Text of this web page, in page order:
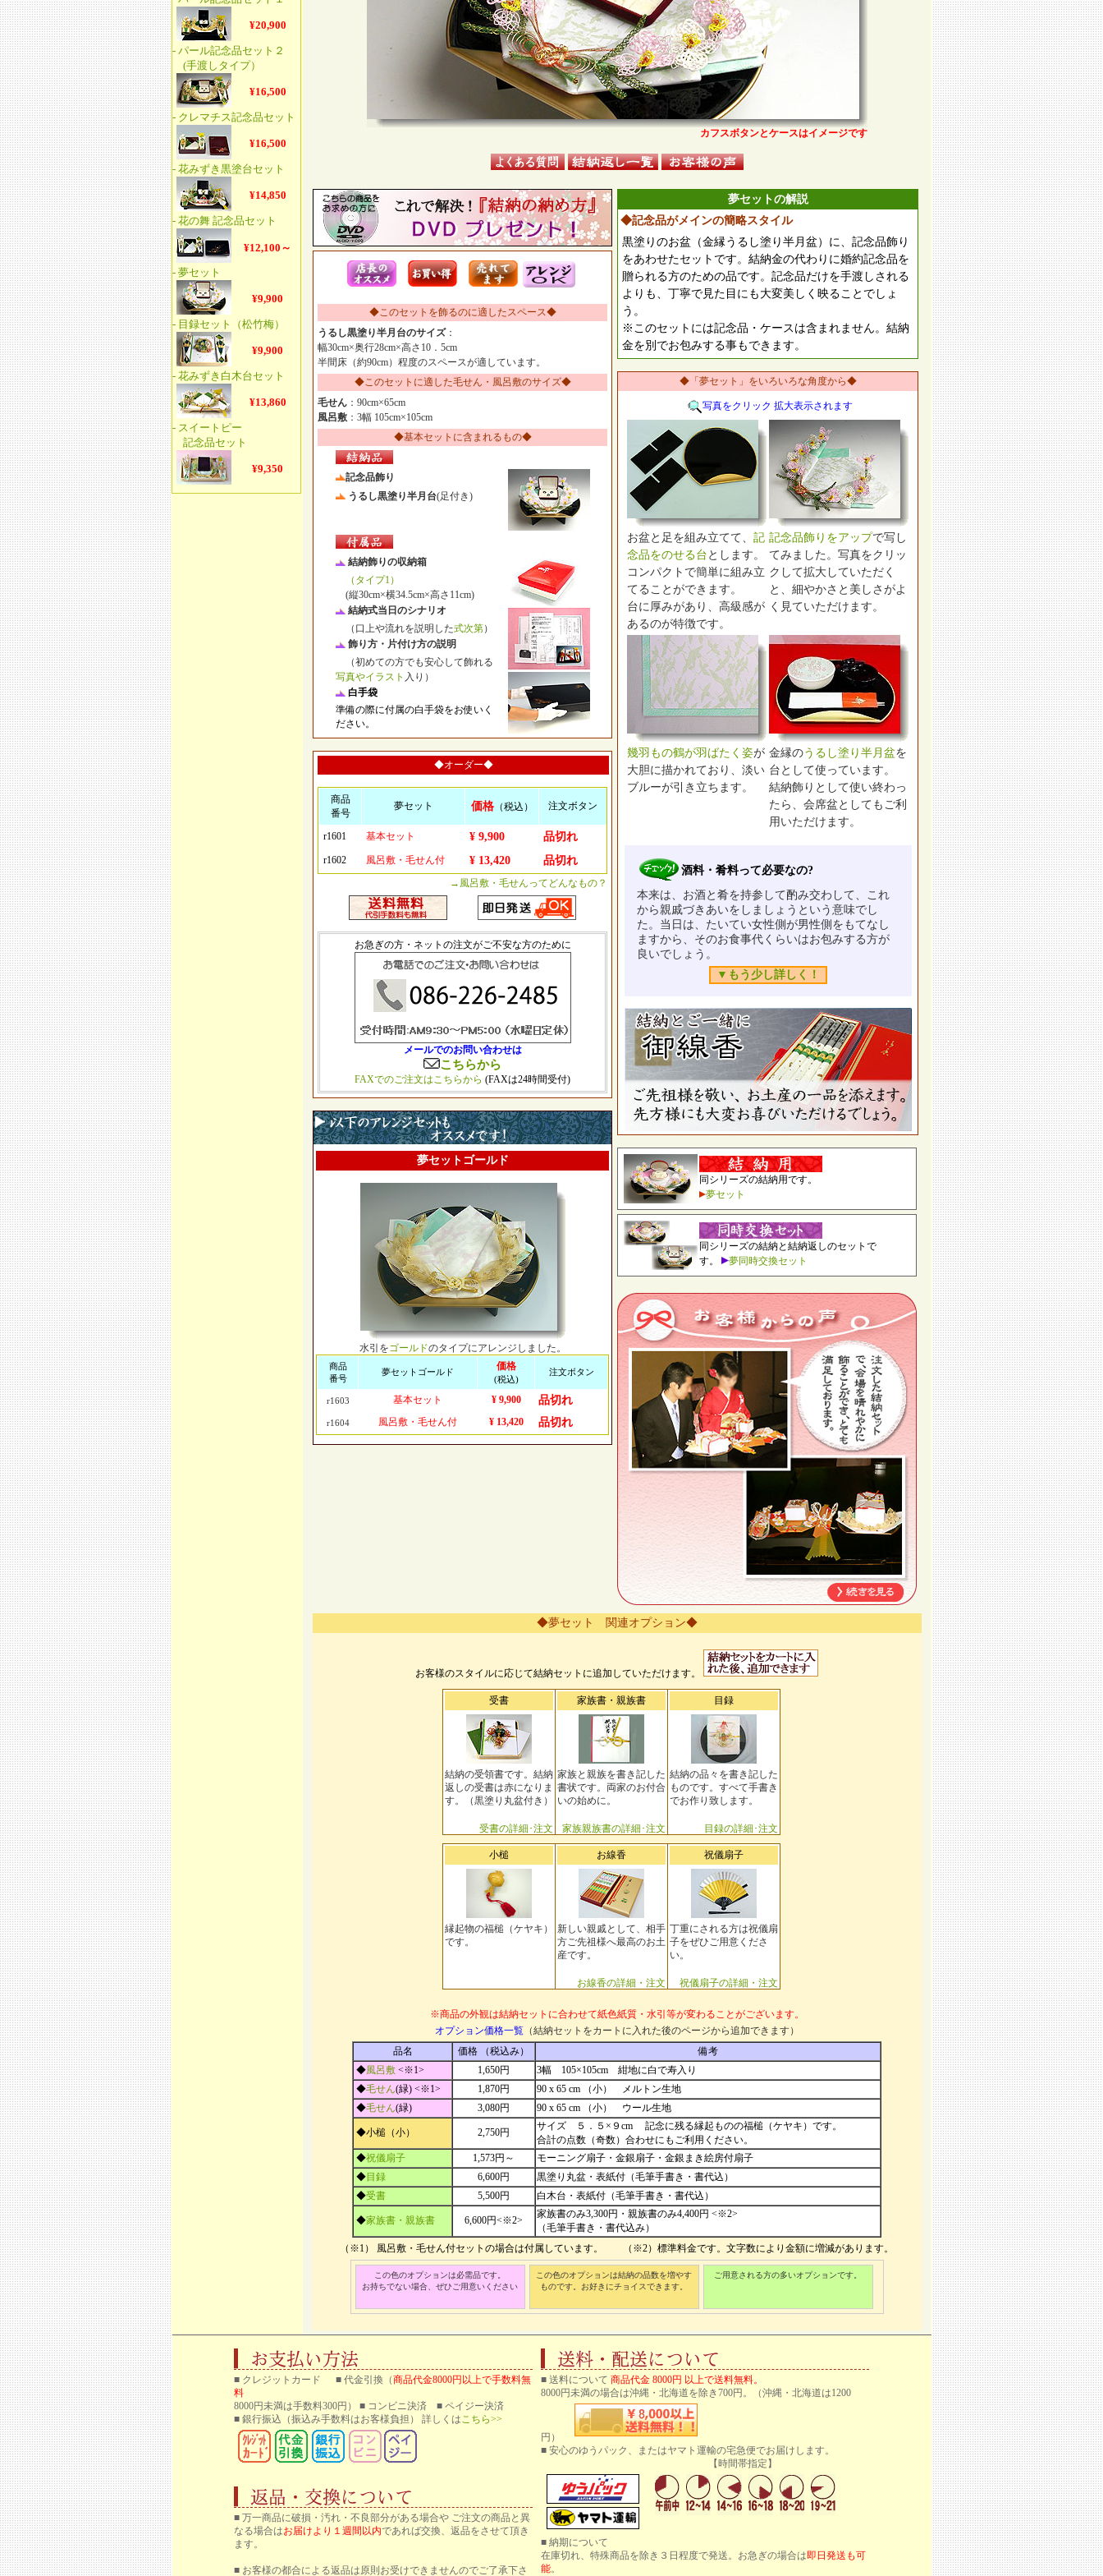
カフスボタンとケースはイメージです
◆このセットを飾るのに適したスペース◆
うるし黒塗り半月台のサイズ：
幅30cm×奥行28cm×高さ10．5cm
半間床（約90cm）程度のスペースが適しています。
◆このセットに適した毛せん・風呂敷のサイズ◆
毛せん ：90cm×65cm
風呂敷 ： 3幅 105cm×105cm
◆基本セットに含まれるもの◆
記念品飾り
うるし黒塗り半月台(足付き)
結納飾りの収納箱
（タイプ1）
(縦30cm×横34.5cm×高さ11cm)
結納式当日のシナリオ
（口上や流れを説明した式次第）
飾り方・片付け方の説明
（初めての方でも安心して飾れる
写真やイラスト 入り）
白手袋
準備の際に付属の白手袋をお使いく
ださい。
◆オーダー◆
商品
番号
夢セット 価格（税込） 注文ボタン
r1601 基本セット ¥ 9,900 品切れ
r1602 風呂敷・毛せん付 ¥ 13,420 品切れ
→風呂敷・毛せんってどんなもの？
お急ぎの方・ネットの注文がご不安な方のために
メールでのお問い合わせは
こちらから
FAXでのご注文はこちらから (FAXは24時間受付)
夢セットゴールド
水引をゴールドのタイプにアレンジしました。
商品
番号
夢セットゴールド 価格
(税込)
注文ボタン
r1603 基本セット ¥ 9,900 品切れ
r1604 風呂敷・毛せん付 ¥ 13,420 品切れ
夢セットの解説
◆記念品がメインの簡略スタイル
黒塗りのお盆（金縁うるし塗り半月盆）に、記念品飾り
をあわせたセットです。結納金の代わりに婚約記念品を
贈られる方のための品です。記念品だけを手渡しされる
よりも、丁寧で見た目にも大変美しく映ることでしょ
う。
※このセットには記念品・ケースは含まれません。結納
金を別でお包みする事もできます。
◆「夢セット」をいろいろな角度から◆
写真をクリック 拡大表示されます
お盆と足を組み立てて、 記
念品をのせる台 とします。
コンパクトで簡単に組み立
てることができます。
台に厚みがあり、高級感が
あるのが特徴です。
記念品飾りをアップで写し
てみました。写真をクリッ
クして拡大していただく
と、細やかさと美しさがよ
く見ていただけます。
幾羽もの鶴が羽ばたく姿が
大胆に描かれており、淡い
ブルーが引き立ちます。
金縁のうるし塗り半月盆を
台として使っています。
結納飾りとして使い終わっ
たら、会席盆としてもご利
用いただけます。
酒料・肴料って必要なの?
本来は、お酒と肴を持参して酌み交わして、これ
から親戚づきあいをしましょうという意味でし
た。当日は、たいてい女性側が男性側をもてなし
ますから、そのお食事代くらいはお包みする方が
良いでしょう。
▼もう少し詳しく！
同シリーズの結納用です。
夢セット
同シリーズの結納と結納返しのセットで
す。
夢同時交換セット
◆夢セット 関連オプション◆
お客様のスタイルに応じて結納セットに追加していただけます。
受書
結納の受領書です。結納
返しの受書は赤になりま
す。（黒塗り丸盆付き）
受書の詳細･注文
家族書・親族書
家族と親族を書き記した
書状です。両家のお付合
いの始めに。
家族親族書の詳細･注文
目録
結納の品々を書き記した
ものです。すべて手書き
でお作り致します。
目録の詳細･注文
小槌
縁起物の福槌（ケヤキ）
です。
お線香
新しい親戚として、相手
方ご先祖様へ最高のお土
産です。
お線香の詳細・注文
祝儀扇子
丁重にされる方は祝儀扇
子をぜひご用意くださ
い。
祝儀扇子の詳細・注文
※商品の外観は結納セットに合わせて紙色紙質・水引等が変わることがございます。
オプション価格一覧（結納セットをカートに入れた後のページから追加できます）
品名
価格 （税込み）
備考
◆風呂敷 <※1> 1,650円
3幅 105×105cm 紺地に白で寿入り
◆毛せん(緑) <※1> 1,870円
90 x 65 cm （小） メルトン生地
◆毛せん(緑) 3,080円 90 x 65 cm （小） ウール生地
◆小槌（小） 2,750円
サイズ ５．５×９cm 記念に残る縁起ものの福槌（ケヤキ）です。
合計の点数（奇数）合わせにもご利用ください。
◆祝儀扇子 1,573円～
モーニング扇子・金銀扇子・金銀まき絵房付扇子
◆目録 6,600円
黒塗り丸盆・表紙付（毛筆手書き・書代込）
◆受書 5,500円 白木台・表紙付（毛筆手書き・書代込）
◆家族書・親族書 6,600円<※2>
家族書のみ3,300円・親族書のみ4,400円 <※2>
（毛筆手書き・書代込み）
（※1） 風呂敷・毛せん付セットの場合は付属しています。 （※2）標準料金です。文字数により金額に増減があります。
この色のオプションは必需品です。
お持ちでない場合、ぜひご用意いください
この色のオプションは結納の品数を増やす
ものです。お好きにチョイスできます。
ご用意される方の多いオプションです。
■ クレジットカード ■ 代金引換（商品代金8000円以上で手数料無
料
8000円未満は手数料300円） ■ コンビニ決済 ■ ペイジー決済
■ 銀行振込 （振込み手数料はお客様負担） 詳しくはこちら>>
■ 万一商品に破損・汚れ・不良部分がある場合や ご注文の商品と異
なる場合はお届けより１週間以内であれば交換、返品をさせて頂き
ます。
■ お客様の都合による返品は原則お受けできませんのでご了承下さ
■ 送料について 商品代金 8000円 以上で送料無料。
8000円未満の場合は沖縄・北海道を除き700円。（沖縄・北海道は1200
円）
■ 安心のゆうパック、またはヤマト運輸の宅急便でお届けします。
【時間帯指定】
■ 納期について
在庫切れ、特殊商品を除き３日程度で発送。お急ぎの場合は即日発送も可
能。